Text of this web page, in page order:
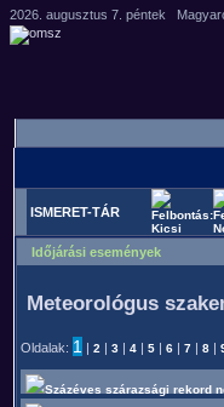
ISMERET-TÁR
Időjárási események
Meteorológus
Oldalak: 1 2 3 4 5 6 7 8
Százéves szárazsági rekord